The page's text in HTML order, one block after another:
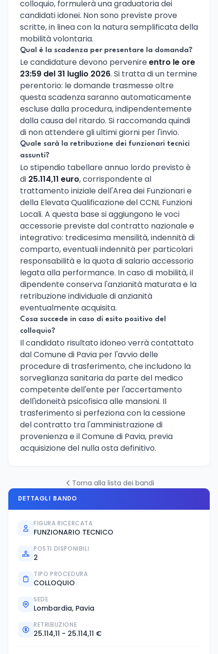
colloquio, formulerà una graduatoria dei
candidati idonei. Non sono previste prove
scritte, in linea con la natura semplificata della
mobilità volontaria.
Qual è la scadenza per presentare la domanda?
Le candidature devono pervenireentro le ore
23:59 del 31 luglio 2026. Si tratta di un termine
perentorio: le domande trasmesse oltre
questa scadenza saranno automaticamente
escluse dalla procedura, indipendentemente
dalla causa del ritardo. Si raccomanda quindi
di non attendere gli ultimi giorni per l'invio.
Quale sarà la retribuzione dei funzionari tecnici
assunti?
Lo stipendio tabellare annuo lordo previsto è
di 25.114,11 euro, corrispondente al
trattamento iniziale dell'Area dei Funzionari e
della Elevata Qualificazione del CCNL Funzioni
Locali. A questa base si aggiungono le voci
accessorie previste dal contratto nazionale e
integrativo: tredicesima mensilità, indennità di
comparto, eventuali indennità per particolari
responsabilità e la quota di salario accessorio
legata alla performance. In caso di mobilità, il
dipendente conserva l'anzianità maturata e la
retribuzione individuale di anzianità
eventualmente acquisita.
Cosa succede in caso di esito positivo del
colloquio?
Il candidato risultato idoneo verrà contattato
dal Comune di Pavia per l'avvio delle
procedure di trasferimento, che includono la
sorveglianza sanitaria da parte del medico
competente dell'ente per l'accertamento
dell'idoneità psicofisica alle mansioni. Il
trasferimento si perfeziona con la cessione
del contratto tra l'amministrazione di
provenienza e il Comune di Pavia, previa
acquisizione del nulla osta definitivo.
Torna alla lista dei bandi
DETTAGLI BANDO
FIGURA RICERCATA
FUNZIONARIO TECNICO
POSTI DISPONIBILI
2
TIPO PROCEDURA
COLLOQUIO
SEDE
Lombardia, Pavia
RETRIBUZIONE
25.114,11 - 25.114,11 €